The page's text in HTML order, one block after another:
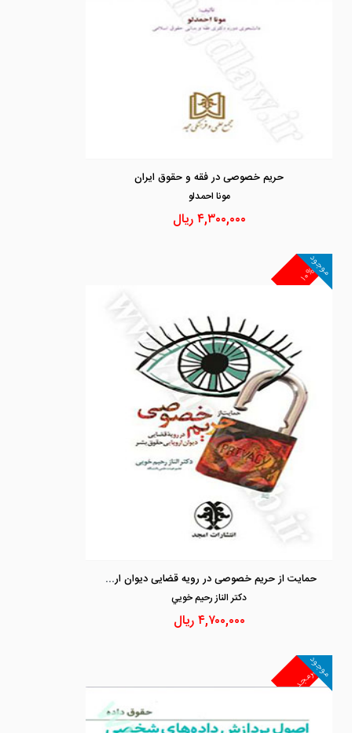
حریم خصوصی در فقه و حقوق ایران
مونا احمدلو
۴,۳۰۰,۰۰۰ریال
۱۰%
موجود
حمایت از حریم خصوصی در رویه قضایی دیوان اروپایی حقوق بشر
دكتر الناز رحيم خويي
۴,۷۰۰,۰۰۰ریال
غیرمجد
موجود